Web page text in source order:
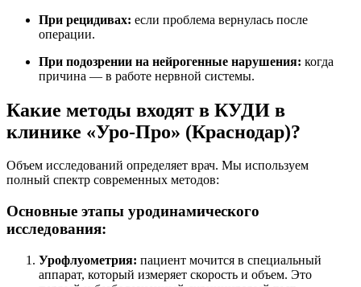
При рецидивах: если проблема вернулась после
операции.
При подозрении на нейрогенные нарушения: когда
причина — в работе нервной системы.
Какие методы входят в КУДИ в
клинике «Уро-Про» (Краснодар)?
Объем исследований определяет врач. Мы используем
полный спектр современных методов:
Основные этапы уродинамического
исследования:
Урофлуометрия: пациент мочится в специальный
аппарат, который измеряет скорость и объем. Это